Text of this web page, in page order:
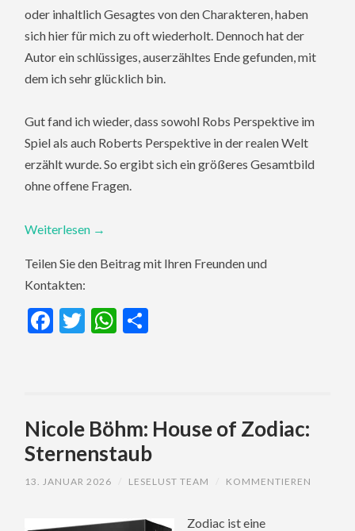
oder inhaltlich Gesagtes von den Charakteren, haben
sich hier für mich zu oft wiederholt. Dennoch hat der
Autor ein schlüssiges, auserzähltes Ende gefunden, mit
dem ich sehr glücklich bin.
Gut fand ich wieder, dass sowohl Robs Perspektive im
Spiel als auch Roberts Perspektive in der realen Welt
erzählt wurde. So ergibt sich ein größeres Gesamtbild
ohne offene Fragen.
Weiterlesen →
Teilen Sie den Beitrag mit Ihren Freunden und
Kontakten:
Facebook
TwitterWhatsApp
Nicole Böhm: House of Zodiac:
Sternenstaub
13. JANUAR 2026 LESELUST TEAM KOMMENTIEREN
Zodiac ist eine